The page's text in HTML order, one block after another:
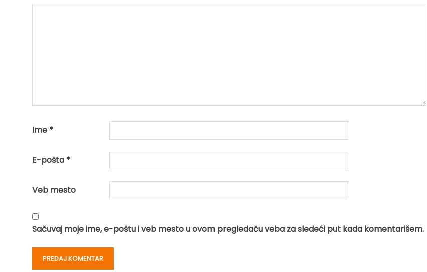
Ime *
E-pošta *
Veb mesto
Sačuvaj moje ime, e-poštu i veb mesto u ovom pregledaču veba za sledeći put kada komentarišem.